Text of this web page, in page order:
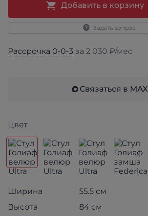
Добавить в корзину
Задать вопрос
Рассрочка 0-0-3 за 2 030 ₽/мес
Связаться в МАХ
Цвет
Ширина
55.5 см
Высота
84 см